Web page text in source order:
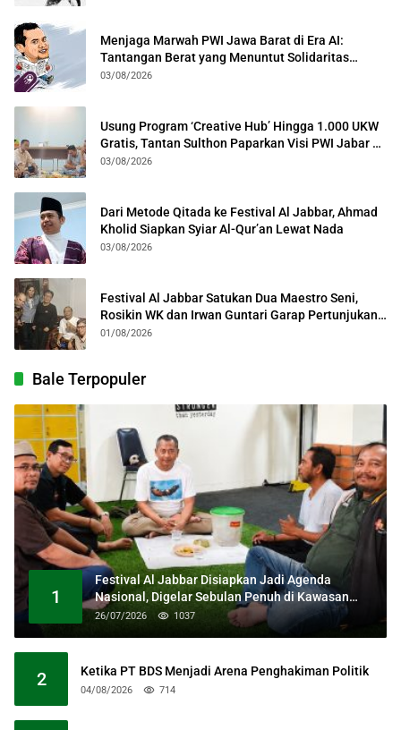
Menjaga Marwah PWI Jawa Barat di Era AI:
Tantangan Berat yang Menuntut Solidaritas
Lintas Generasi
03/08/2026
Usung Program ‘Creative Hub’ Hingga 1.000 UKW
Gratis, Tantan Sulthon Paparkan Visi PWI Jabar di
Kota Bogor
03/08/2026
Dari Metode Qitada ke Festival Al Jabbar, Ahmad
Kholid Siapkan Syiar Al-Qur’an Lewat Nada
03/08/2026
Festival Al Jabbar Satukan Dua Maestro Seni,
Rosikin WK dan Irwan Guntari Garap Pertunjukan
Kolosal
01/08/2026
Bale Terpopuler
1
Festival Al Jabbar Disiapkan Jadi Agenda
Nasional, Digelar Sebulan Penuh di Kawasan
Masjid Raya Al Jabbar
26/07/2026 1037
2 Ketika PT BDS Menjadi Arena Penghakiman Politik
04/08/2026 714